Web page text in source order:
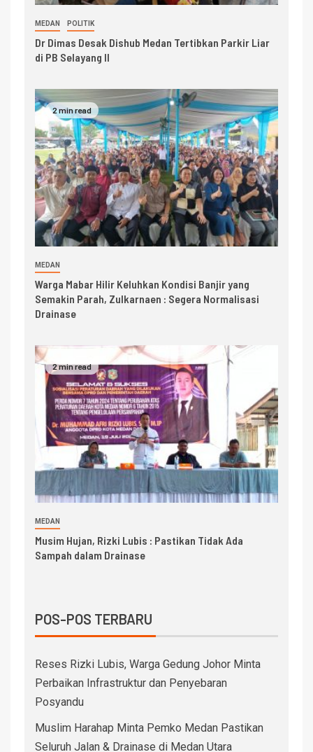
MEDAN POLITIK
Dr Dimas Desak Dishub Medan Tertibkan Parkir Liar
di PB Selayang II
2 min read
MEDAN
Warga Mabar Hilir Keluhkan Kondisi Banjir yang
Semakin Parah, Zulkarnaen : Segera Normalisasi
Drainase
2 min read
MEDAN
Musim Hujan, Rizki Lubis : Pastikan Tidak Ada
Sampah dalam Drainase
POS-POS TERBARU
Reses Rizki Lubis, Warga Gedung Johor Minta
Perbaikan Infrastruktur dan Penyebaran
Posyandu
Muslim Harahap Minta Pemko Medan Pastikan
Seluruh Jalan & Drainase di Medan Utara